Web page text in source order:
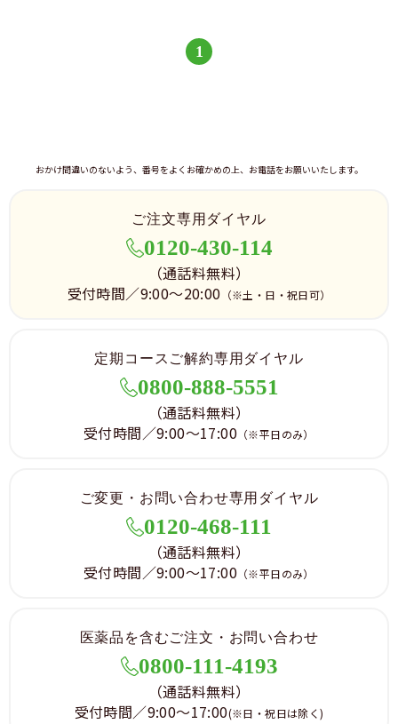
1
おかけ間違いのないよう、番号をよくお確かめの上、お電話をお願いいたします。
ご注文専用ダイヤル
0120-430-114
（通話料無料）
受付時間／9:00～20:00 （※土・日・祝日可）
定期コースご解約専用ダイヤル
0800-888-5551
（通話料無料）
受付時間／9:00～17:00 （※平日のみ）
ご変更・お問い合わせ専用ダイヤル
0120-468-111
（通話料無料）
受付時間／9:00～17:00 （※平日のみ）
医薬品を含むご注文・お問い合わせ
0800-111-4193
（通話料無料）
受付時間／9:00～17:00(※日・祝日は除く)